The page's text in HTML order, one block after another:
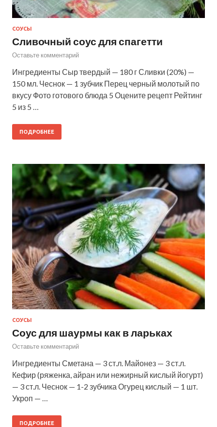
СОУСЫ
Сливочный соус для спагетти
Оставьте комментарий
Ингредиенты Сыр твердый — 180 г Сливки (20%) —
150 мл. Чеснок — 1 зубчик Перец черный молотый по
вкусу Фото готового блюда 5 Оцените рецепт Рейтинг
5 из 5 …
ПОДРОБНЕЕ
СОУСЫ
Соус для шаурмы как в ларьках
Оставьте комментарий
Ингредиенты Сметана — 3 ст.л. Майонез — 3 ст.л.
Кефир (ряженка, айран или нежирный кислый йогурт)
— 3 ст.л. Чеснок — 1-2 зубчика Огурец кислый — 1 шт.
Укроп — …
ПОДРОБНЕЕ